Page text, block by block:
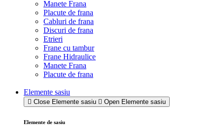
Manete Frana
Placute de frana
Cabluri de frana
Discuri de frana
Etrieri
Frane cu tambur
Frane Hidraulice
Manete Frana
Placute de frana
Elemente sasiu
Close Elemente sasiu Open Elemente sasiu
Elemente de sasiu